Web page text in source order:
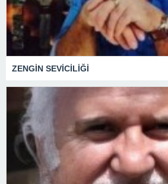
ZENGİN SEVİCİLİĞİ